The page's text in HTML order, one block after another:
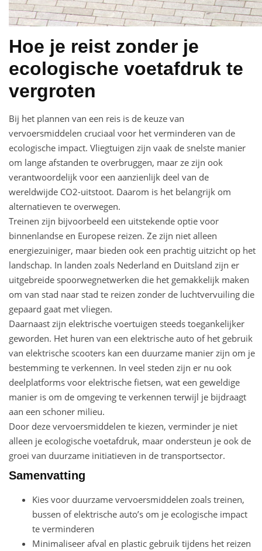
Hoe je reist zonder je
ecologische voetafdruk te
vergroten
Bij het plannen van een reis is de keuze van
vervoersmiddelen cruciaal voor het verminderen van de
ecologische impact. Vliegtuigen zijn vaak de snelste manier
om lange afstanden te overbruggen, maar ze zijn ook
verantwoordelijk voor een aanzienlijk deel van de
wereldwijde CO2-uitstoot. Daarom is het belangrijk om
alternatieven te overwegen.
Treinen zijn bijvoorbeeld een uitstekende optie voor
binnenlandse en Europese reizen. Ze zijn niet alleen
energiezuiniger, maar bieden ook een prachtig uitzicht op het
landschap. In landen zoals Nederland en Duitsland zijn er
uitgebreide spoorwegnetwerken die het gemakkelijk maken
om van stad naar stad te reizen zonder de luchtvervuiling die
gepaard gaat met vliegen.
Daarnaast zijn elektrische voertuigen steeds toegankelijker
geworden. Het huren van een elektrische auto of het gebruik
van elektrische scooters kan een duurzame manier zijn om je
bestemming te verkennen. In veel steden zijn er nu ook
deelplatforms voor elektrische fietsen, wat een geweldige
manier is om de omgeving te verkennen terwijl je bijdraagt
aan een schoner milieu.
Door deze vervoersmiddelen te kiezen, verminder je niet
alleen je ecologische voetafdruk, maar ondersteun je ook de
groei van duurzame initiatieven in de transportsector.
Samenvatting
Kies voor duurzame vervoersmiddelen zoals treinen,
bussen of elektrische auto’s om je ecologische impact
te verminderen
Minimaliseer afval en plastic gebruik tijdens het reizen